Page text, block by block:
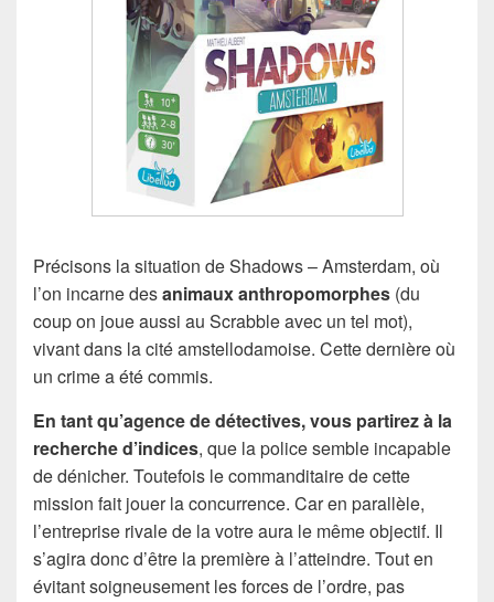
Précisons la situation de Shadows – Amsterdam, où
l’on incarne desanimaux anthropomorphes (du
coup on joue aussi au Scrabble avec un tel mot),
vivant dans la cité amstellodamoise. Cette dernière où
un crime a été commis.
En tant qu’agence de détectives, vous partirez à la
recherche d’indices, que la police semble incapable
de dénicher. Toutefois le commanditaire de cette
mission fait jouer la concurrence. Car en parallèle,
l’entreprise rivale de la votre aura le même objectif. Il
s’agira donc d’être la première à l’atteindre. Tout en
évitant soigneusement les forces de l’ordre, pas